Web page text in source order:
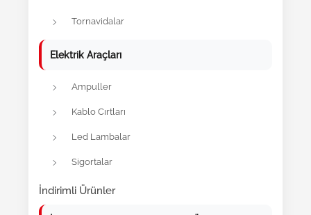
Tornavidalar
Elektrik Araçları
Ampuller
Kablo Cırtları
Led Lambalar
Sigortalar
İndirimli Ürünler